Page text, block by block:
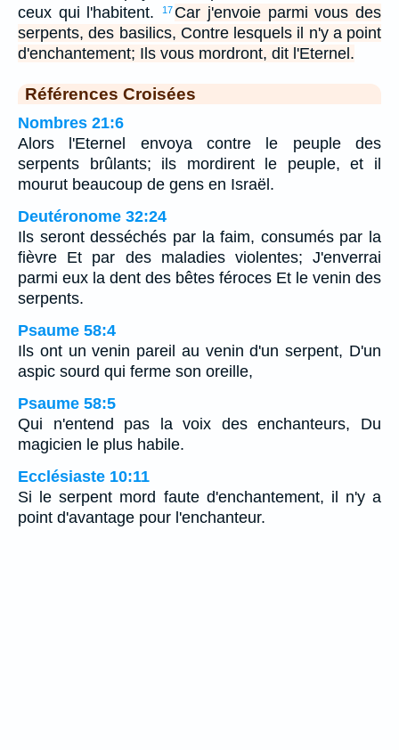
ceux qui l'habitent.
17 Car j'envoie parmi vous des
serpents, des basilics, Contre lesquels il n'y a point
d'enchantement; Ils vous mordront, dit l'Eternel.
Références Croisées
Nombres 21:6
Alors l'Eternel envoya contre le peuple des
serpents brûlants; ils mordirent le peuple, et il
mourut beaucoup de gens en Israël.
Deutéronome 32:24
Ils seront desséchés par la faim, consumés par la
fièvre Et par des maladies violentes; J'enverrai
parmi eux la dent des bêtes féroces Et le venin des
serpents.
Psaume 58:4
Ils ont un venin pareil au venin d'un serpent, D'un
aspic sourd qui ferme son oreille,
Psaume 58:5
Qui n'entend pas la voix des enchanteurs, Du
magicien le plus habile.
Ecclésiaste 10:11
Si le serpent mord faute d'enchantement, il n'y a
point d'avantage pour l'enchanteur.